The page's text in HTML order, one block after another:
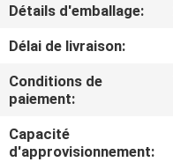
CONTRÔLE
DE
LA
QUALITÉ
Détails d'emballage:
Délai de livraison:
Conditions de
paiement:
Capacité
d'approvisionnement: